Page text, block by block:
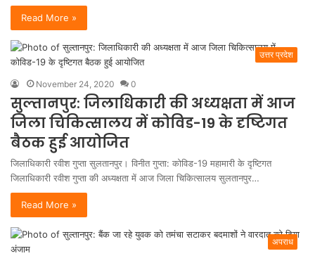
Read More »
उत्तर प्रदेश
November 24, 2020 0
सुल्तानपुर: जिलाधिकारी की अध्यक्षता में आज
जिला चिकित्सालय में कोविड-19 के दृष्टिगत
बैठक हुई आयोजित
जिलाधिकारी रवीश गुप्ता सुलतानपुर। विनीत गुप्ता: कोविड-19 महामारी के दृष्टिगत
जिलाधिकारी रवीश गुप्ता की अध्यक्षता में आज जिला चिकित्सालय सुलतानपुर…
Read More »
अपराध